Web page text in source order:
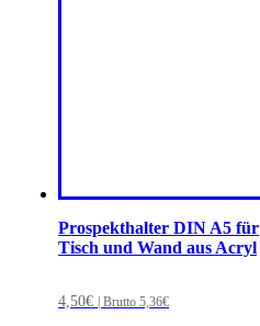
Prospekthalter DIN A5 für
Tisch und Wand aus Acryl
4,50€ | Brutto 5,36€